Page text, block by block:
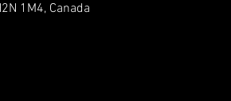
1M4, Canada